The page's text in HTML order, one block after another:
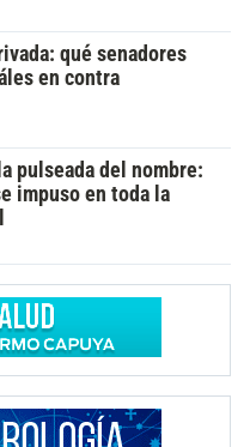
qué senadores
en contra
pulseada del nombre:
impuso en toda la